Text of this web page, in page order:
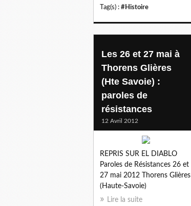
Tag(s) : #Histoire
Les 26 et 27 mai à
Thorens Glières
(Hte Savoie) :
paroles de
résistances
12 Avril 2012
REPRIS SUR EL DIABLO
Paroles de Résistances 26 et
27 mai 2012 Thorens Glières
(Haute-Savoie)
Lire la suite